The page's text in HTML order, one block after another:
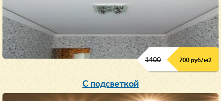
1400 700 руб/м2
С подсветкой